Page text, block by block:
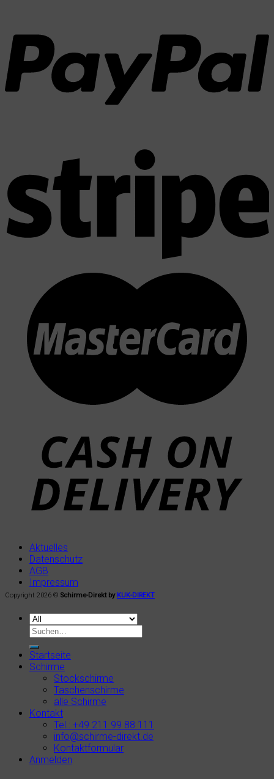
Aktuelles
Datenschutz
AGB
Impressum
Copyright 2026 © Schirme-Direkt by KUK-DIREKT
Startseite
Schirme
Stockschirme
Taschenschirme
alle Schirme
Kontakt
Tel.: +49 211 99 88 111
info@schirme-direkt.de
Kontaktformular
Anmelden